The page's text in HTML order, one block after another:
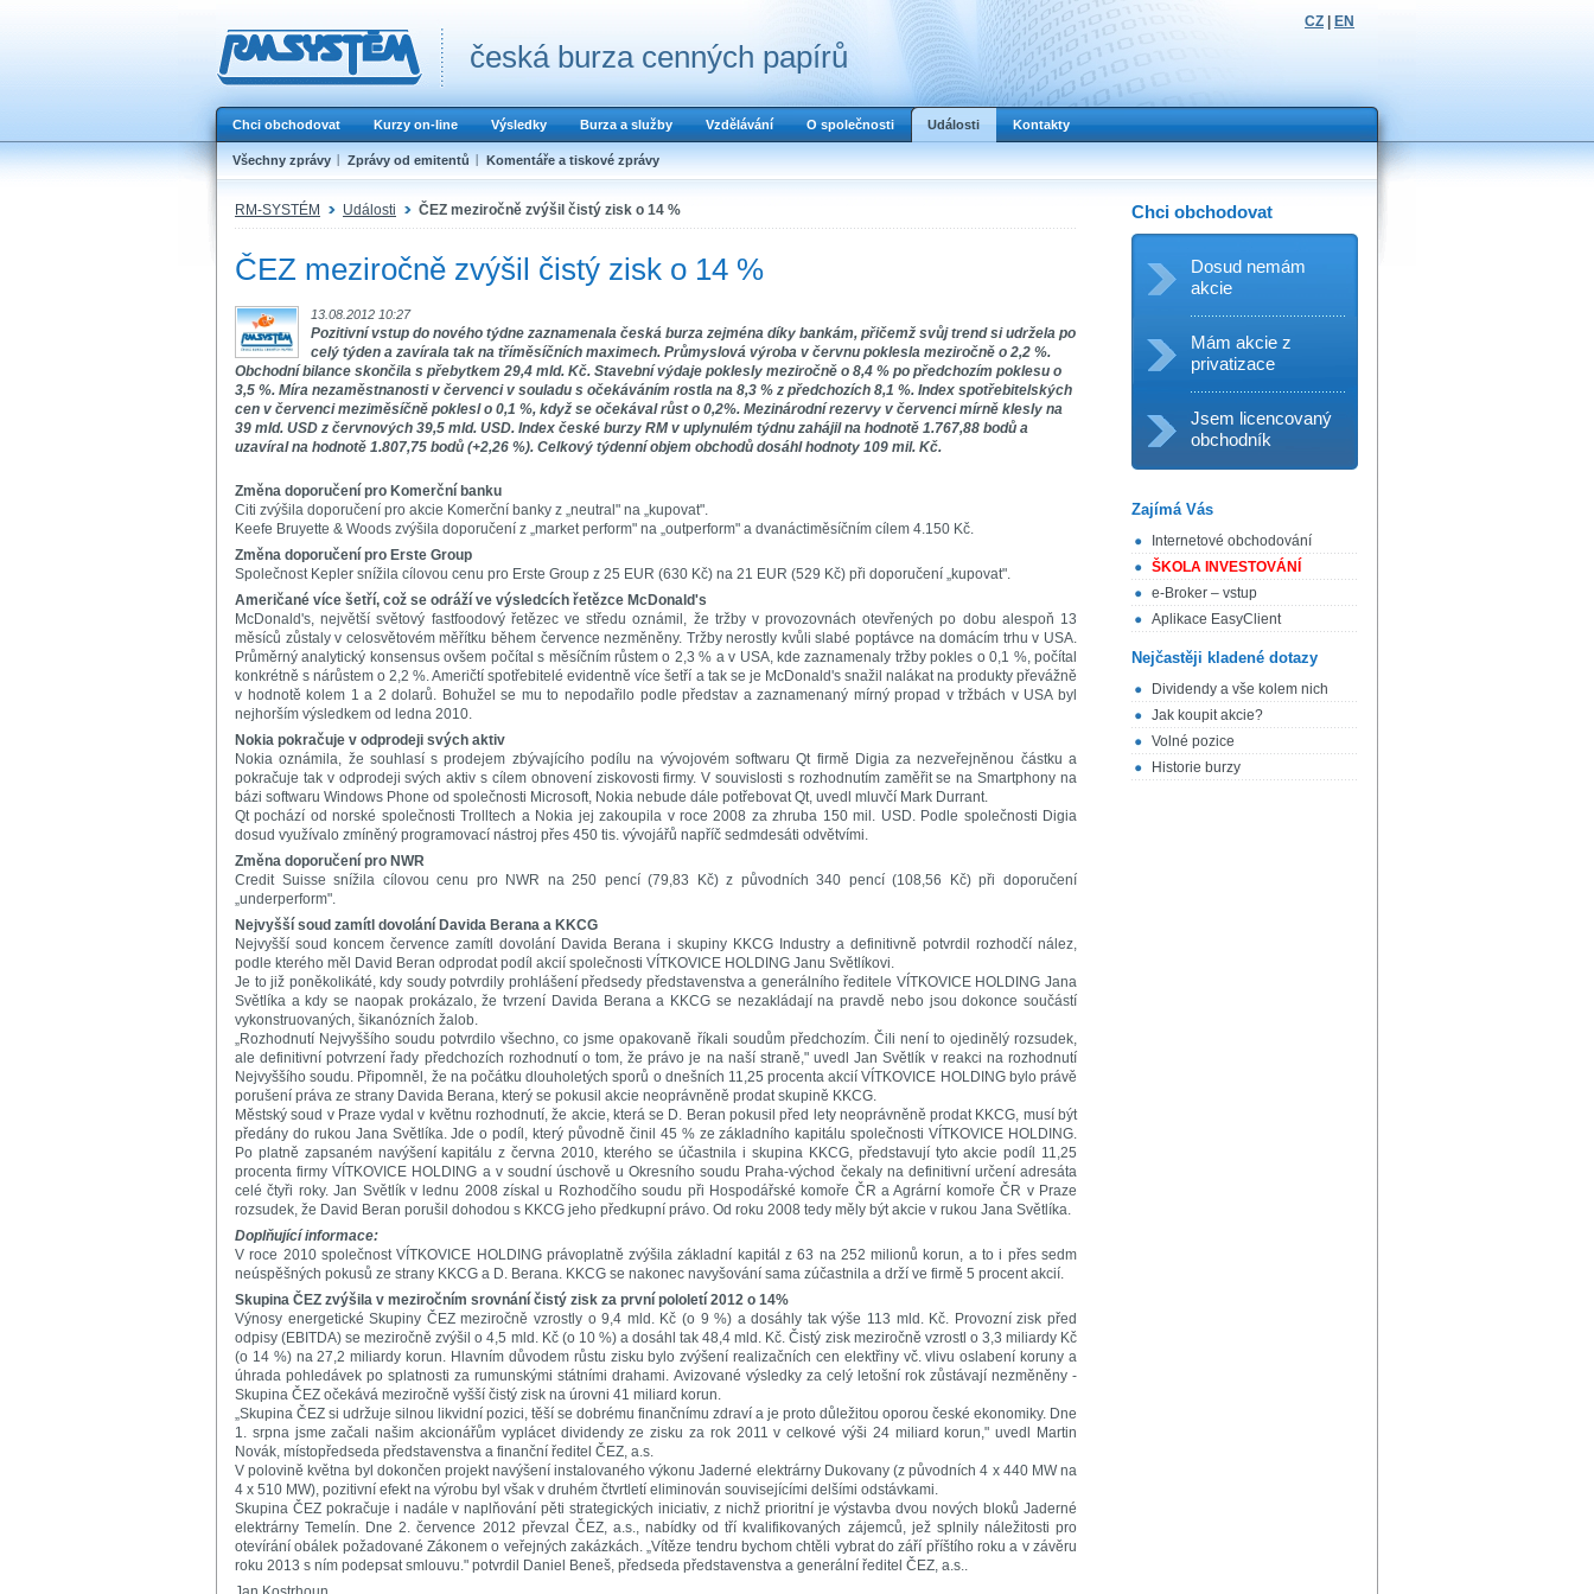
česká burza cenných papírů
CZ EN
Chci obchodovat Kurzy on-line Výsledky Burza a služby Vzdělávání O společnosti Události Kontakty
Všechny zprávy Zprávy od emitentů Komentáře a tiskové zprávy
RM-SYSTÉM Události ČEZ meziročně zvýšil čistý zisk o 14 %
ČEZ meziročně zvýšil čistý zisk o 14 %
13.08.2012 10:27
Pozitivní vstup do nového týdne zaznamenala česká burza zejména díky bankám, přičemž svůj trend si udržela po
celý týden a zavírala tak na tříměsíčních maximech. Průmyslová výroba v červnu poklesla meziročně o 2,2 %.
Obchodní bilance skončila s přebytkem 29,4 mld. Kč. Stavební výdaje poklesly meziročně o 8,4 % po předchozím poklesu o
3,5 %. Míra nezaměstnanosti v červenci v souladu s očekáváním rostla na 8,3 % z předchozích 8,1 %. Index spotřebitelských
cen v červenci meziměsíčně poklesl o 0,1 %, když se očekával růst o 0,2%. Mezinárodní rezervy v červenci mírně klesly na
39 mld. USD z červnových 39,5 mld. USD. Index české burzy RM v uplynulém týdnu zahájil na hodnotě 1.767,88 bodů a
uzavíral na hodnotě 1.807,75 bodů (+2,26 %). Celkový týdenní objem obchodů dosáhl hodnoty 109 mil. Kč.
Změna doporučení pro Komerční banku
Citi zvýšila doporučení pro akcie Komerční banky z „neutral" na „kupovat".
Keefe Bruyette & Woods zvýšila doporučení z „market perform" na „outperform" a dvanáctiměsíčním cílem 4.150 Kč.
Změna doporučení pro Erste Group
Společnost Kepler snížila cílovou cenu pro Erste Group z 25 EUR (630 Kč) na 21 EUR (529 Kč) při doporučení „kupovat".
Američané více šetří, což se odráží ve výsledcích řetězce McDonald's
McDonald's, největší světový fastfoodový řetězec ve středu oznámil, že tržby v provozovnách otevřených po dobu alespoň 13
měsíců zůstaly v celosvětovém měřítku během července nezměněny. Tržby nerostly kvůli slabé poptávce na domácím trhu v USA.
Průměrný analytický konsensus ovšem počítal s měsíčním růstem o 2,3 % a v USA, kde zaznamenaly tržby pokles o 0,1 %, počítal
konkrétně s nárůstem o 2,2 %. Američtí spotřebitelé evidentně více šetří a tak se je McDonald's snažil nalákat na produkty převážně
v hodnotě kolem 1 a 2 dolarů. Bohužel se mu to nepodařilo podle představ a zaznamenaný mírný propad v tržbách v USA byl
nejhorším výsledkem od ledna 2010.
Nokia pokračuje v odprodeji svých aktiv
Nokia oznámila, že souhlasí s prodejem zbývajícího podílu na vývojovém softwaru Qt firmě Digia za nezveřejněnou částku a
pokračuje tak v odprodeji svých aktiv s cílem obnovení ziskovosti firmy. V souvislosti s rozhodnutím zaměřit se na Smartphony na
bázi softwaru Windows Phone od společnosti Microsoft, Nokia nebude dále potřebovat Qt, uvedl mluvčí Mark Durrant.
Qt pochází od norské společnosti Trolltech a Nokia jej zakoupila v roce 2008 za zhruba 150 mil. USD. Podle společnosti Digia
dosud využívalo zmíněný programovací nástroj přes 450 tis. vývojářů napříč sedmdesáti odvětvími.
Změna doporučení pro NWR
Credit Suisse snížila cílovou cenu pro NWR na 250 pencí (79,83 Kč) z původních 340 pencí (108,56 Kč) při doporučení
„underperform".
Nejvyšší soud zamítl dovolání Davida Berana a KKCG
Nejvyšší soud koncem července zamítl dovolání Davida Berana i skupiny KKCG Industry a definitivně potvrdil rozhodčí nález,
podle kterého měl David Beran odprodat podíl akcií společnosti VÍTKOVICE HOLDING Janu Světlíkovi.
Je to již poněkolikáté, kdy soudy potvrdily prohlášení předsedy představenstva a generálního ředitele VÍTKOVICE HOLDING Jana
Světlíka a kdy se naopak prokázalo, že tvrzení Davida Berana a KKCG se nezakládají na pravdě nebo jsou dokonce součástí
vykonstruovaných, šikanózních žalob.
„Rozhodnutí Nejvyššího soudu potvrdilo všechno, co jsme opakovaně říkali soudům předchozím. Čili není to ojedinělý rozsudek,
ale definitivní potvrzení řady předchozích rozhodnutí o tom, že právo je na naší straně," uvedl Jan Světlík v reakci na rozhodnutí
Nejvyššího soudu. Připomněl, že na počátku dlouholetých sporů o dnešních 11,25 procenta akcií VÍTKOVICE HOLDING bylo právě
porušení práva ze strany Davida Berana, který se pokusil akcie neoprávněně prodat skupině KKCG.
Městský soud v Praze vydal v květnu rozhodnutí, že akcie, která se D. Beran pokusil před lety neoprávněně prodat KKCG, musí být
předány do rukou Jana Světlíka. Jde o podíl, který původně činil 45 % ze základního kapitálu společnosti VÍTKOVICE HOLDING.
Po platně zapsaném navýšení kapitálu z června 2010, kterého se účastnila i skupina KKCG, představují tyto akcie podíl 11,25
procenta firmy VÍTKOVICE HOLDING a v soudní úschově u Okresního soudu Praha-východ čekaly na definitivní určení adresáta
celé čtyři roky. Jan Světlík v lednu 2008 získal u Rozhodčího soudu při Hospodářské komoře ČR a Agrární komoře ČR v Praze
rozsudek, že David Beran porušil dohodou s KKCG jeho předkupní právo. Od roku 2008 tedy měly být akcie v rukou Jana Světlíka.
Doplňující informace:
V roce 2010 společnost VÍTKOVICE HOLDING právoplatně zvýšila základní kapitál z 63 na 252 milionů korun, a to i přes sedm
neúspěšných pokusů ze strany KKCG a D. Berana. KKCG se nakonec navyšování sama zúčastnila a drží ve firmě 5 procent akcií.
Skupina ČEZ zvýšila v meziročním srovnání čistý zisk za první pololetí 2012 o 14%
Výnosy energetické Skupiny ČEZ meziročně vzrostly o 9,4 mld. Kč (o 9 %) a dosáhly tak výše 113 mld. Kč. Provozní zisk před
odpisy (EBITDA) se meziročně zvýšil o 4,5 mld. Kč (o 10 %) a dosáhl tak 48,4 mld. Kč. Čistý zisk meziročně vzrostl o 3,3 miliardy Kč
(o 14 %) na 27,2 miliardy korun. Hlavním důvodem růstu zisku bylo zvýšení realizačních cen elektřiny vč. vlivu oslabení koruny a
úhrada pohledávek po splatnosti za rumunskými státními drahami. Avizované výsledky za celý letošní rok zůstávají nezměněny -
Skupina ČEZ očekává meziročně vyšší čistý zisk na úrovni 41 miliard korun.
„Skupina ČEZ si udržuje silnou likvidní pozici, těší se dobrému finančnímu zdraví a je proto důležitou oporou české ekonomiky. Dne
1. srpna jsme začali našim akcionářům vyplácet dividendy ze zisku za rok 2011 v celkové výši 24 miliard korun," uvedl Martin
Novák, místopředseda představenstva a finanční ředitel ČEZ, a.s.
V polovině května byl dokončen projekt navýšení instalovaného výkonu Jaderné elektrárny Dukovany (z původních 4 x 440 MW na
4 x 510 MW), pozitivní efekt na výrobu byl však v druhém čtvrtletí eliminován souvisejícími delšími odstávkami.
Skupina ČEZ pokračuje i nadále v naplňování pěti strategických iniciativ, z nichž prioritní je výstavba dvou nových bloků Jaderné
elektrárny Temelín. Dne 2. července 2012 převzal ČEZ, a.s., nabídky od tří kvalifikovaných zájemců, jež splnily náležitosti pro
otevírání obálek požadované Zákonem o veřejných zakázkách. „Vítěze tendru bychom chtěli vybrat do září příštího roku a v závěru
roku 2013 s ním podepsat smlouvu." potvrdil Daniel Beneš, předseda představenstva a generální ředitel ČEZ, a.s..
Chci obchodovat
Dosud nemám
akcie
Mám akcie z
privatizace
Jsem licencovaný
obchodník
Zajímá Vás
Internetové obchodování
ŠKOLA INVESTOVÁNÍ
e-Broker – vstup
Aplikace EasyClient
Nejčastěji kladené dotazy
Dividendy a vše kolem nich
Jak koupit akcie?
Volné pozice
Historie burzy